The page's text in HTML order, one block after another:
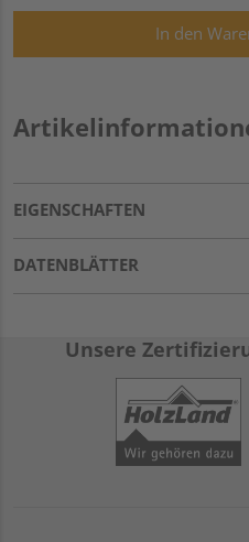
In den
EIGENSCHAFTEN
DATENBLÄTTER
Unsere